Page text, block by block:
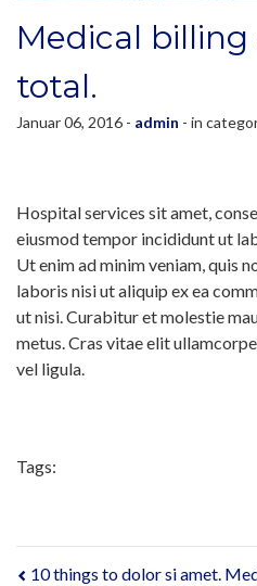
Medical
total.
Januar 06, 2016 - admin - in
Hospital services sit amet,
eiusmod tempor incididunt ut
Ut enim ad minim veniam, quis
laboris nisi ut aliquip ex ea
ut nisi. Curabitur et molestie
metus. Cras vitae elit
vel ligula.
Tags:
10 things to dolor si amet.